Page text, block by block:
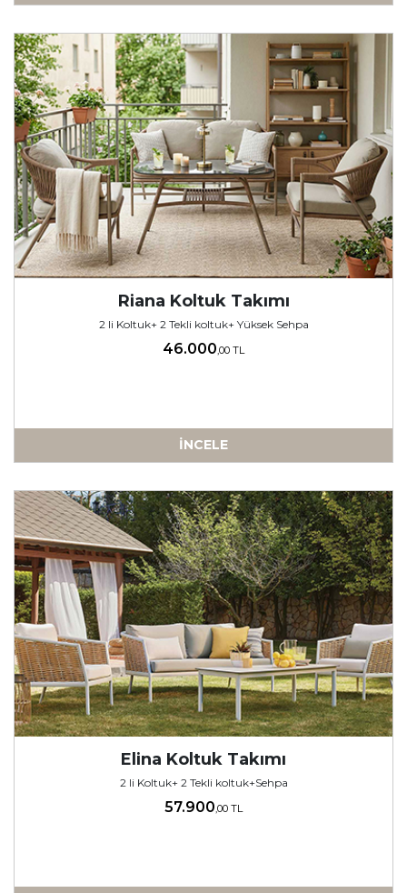
Riana Koltuk Takımı
2 li Koltuk+ 2 Tekli koltuk+ Yüksek Sehpa
46.000,00 TL
İNCELE
-
Elina Koltuk Takımı
2 li Koltuk+ 2 Tekli koltuk+Sehpa
57.900 ,00 TL